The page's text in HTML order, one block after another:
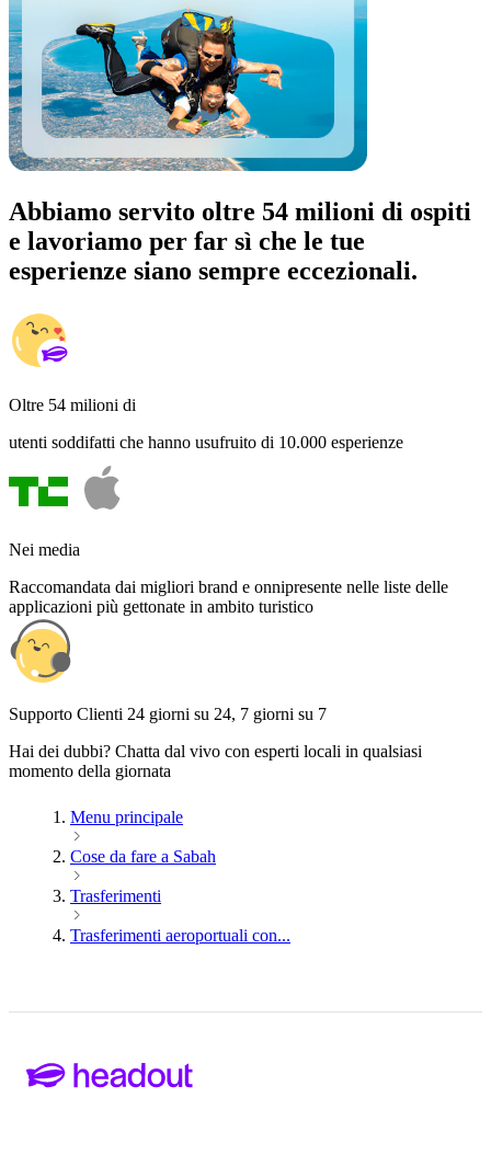
Abbiamo servito oltre 54 milioni di ospiti
e lavoriamo per far sì che le tue
esperienze siano sempre eccezionali.
Oltre 54 milioni di
utenti soddifatti che hanno usufruito di 10.000 esperienze
Nei media
Raccomandata dai migliori brand e onnipresente nelle liste delle
applicazioni più gettonate in ambito turistico
Supporto Clienti 24 giorni su 24, 7 giorni su 7
Hai dei dubbi? Chatta dal vivo con esperti locali in qualsiasi
momento della giornata
Menu principale
Cose da fare a Sabah
Trasferimenti
Trasferimenti aeroportuali con...